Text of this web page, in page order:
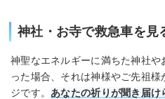
神社・お寺で救急車を見
神聖なエネルギーに満ちた神社
った場合、それは神様やご先祖
ジです。 あなたの祈りが聞き届